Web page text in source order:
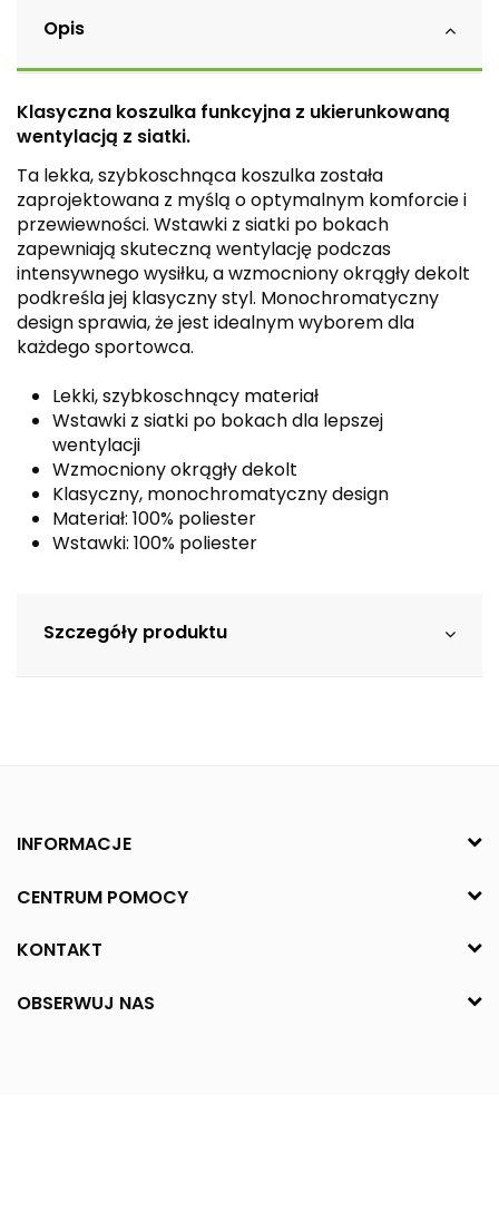
Opis
Klasyczna koszulka funkcyjna z ukierunkowaną
wentylacją z siatki.
Ta lekka, szybkoschnąca koszulka została
zaprojektowana z myślą o optymalnym komforcie i
przewiewności. Wstawki z siatki po bokach
zapewniają skuteczną wentylację podczas
intensywnego wysiłku, a wzmocniony okrągły dekolt
podkreśla jej klasyczny styl. Monochromatyczny
design sprawia, że jest idealnym wyborem dla
każdego sportowca.
Lekki, szybkoschnący materiał
Wstawki z siatki po bokach dla lepszej
wentylacji
Wzmocniony okrągły dekolt
Klasyczny, monochromatyczny design
Materiał: 100% poliester
Wstawki: 100% poliester
Szczegóły produktu
INFORMACJE
CENTRUM POMOCY
KONTAKT
OBSERWUJ NAS